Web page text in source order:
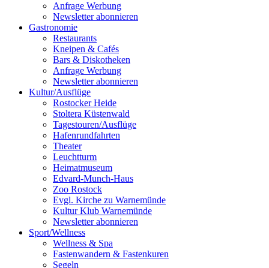
Anfrage Werbung
Newsletter abonnieren
Gastronomie
Restaurants
Kneipen & Cafés
Bars & Diskotheken
Anfrage Werbung
Newsletter abonnieren
Kultur/Ausflüge
Rostocker Heide
Stoltera Küstenwald
Tagestouren/Ausflüge
Hafenrundfahrten
Theater
Leuchtturm
Heimatmuseum
Edvard-Munch-Haus
Zoo Rostock
Evgl. Kirche zu Warnemünde
Kultur Klub Warnemünde
Newsletter abonnieren
Sport/Wellness
Wellness & Spa
Fastenwandern & Fastenkuren
Segeln